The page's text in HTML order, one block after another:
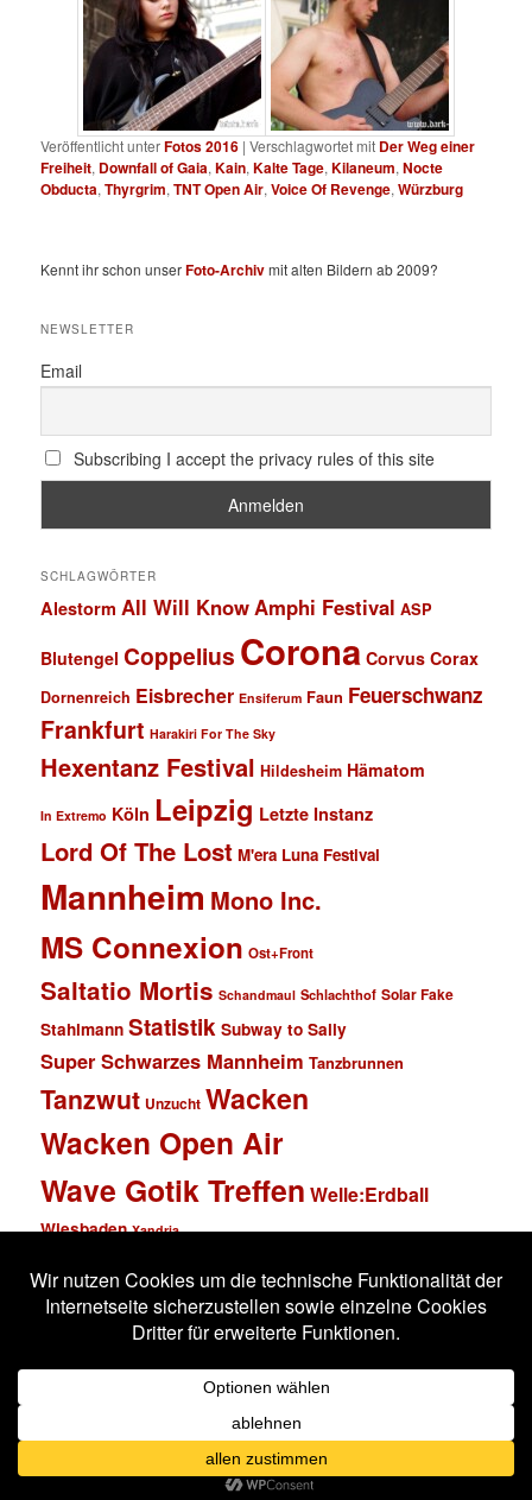
Veröffentlicht unterFotos 2016 |Verschlagwortet mit Der Weg einer
Freiheit, Downfall of Gaia,Kain,Kalte Tage,Kilaneum,Nocte
Obducta,Thyrgrim,TNT Open Air,Voice Of Revenge,Würzburg
Kennt ihr schon unserFoto-Archivmit alten Bildern ab 2009?
NEWSLETTER
Email
Subscribing I accept the privacy rules of this site
SCHLAGWÖRTER
Alestorm All Will KnowAmphi Festival ASP
Blutengel Coppelius Corona Corvus Corax
Dornenreich Eisbrecher Ensiferum Faun Feuerschwanz
Frankfurt Harakiri For The Sky
Hexentanz Festival Hildesheim Hämatom
In Extremo Köln Leipzig Letzte Instanz
Lord Of The Lost M'era Luna Festival
Mannheim Mono Inc.
MS Connexion Ost+Front
Saltatio Mortis Schandmaul Schlachthof Solar Fake
Stahlmann Statistik Subway to Sally
Super Schwarzes Mannheim Tanzbrunnen
Tanzwut Unzucht Wacken
Wacken Open Air
Wave Gotik Treffen Welle:Erdball
Wiesbaden Xandria
Impressum
Stolz präsentiert von WordPress